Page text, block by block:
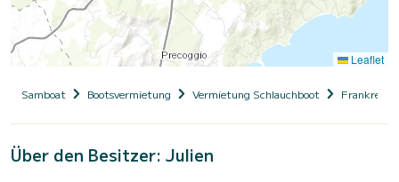
Leaflet
Samboat Bootsvermietung Vermietung Schlauchboot Frankreich
Über den Besitzer: Julien